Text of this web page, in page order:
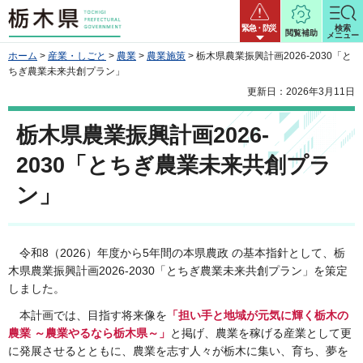
栃木県 緊急・防災
閲覧補助
検索
メニュー
ホーム > 産業・しごと > 農業 > 農業施策 > 栃木県農業振興計画2026-2030「と
ちぎ農業未来共創プラン」
更新日：2026年3月11日
栃木県農業振興計画2026-
2030「とちぎ農業未来共創プラ
ン」
令和8（2026）年度から5年間の本県農政 の基本指針として、栃
木県農業振興計画2026-2030「とちぎ農業未来共創プラン」を策定
しました。
本計画では、目指す将来像を 「担い手と地域が元気に輝く栃木の
農業 ～農業やるなら栃木県～」 と掲げ、農業を稼げる産業として更
に発展させるとともに、農業を志す人々が栃木に集い、育ち、夢を